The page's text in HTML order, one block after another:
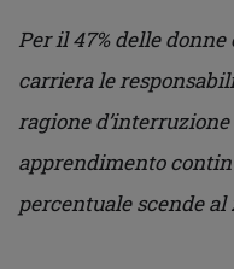
Per il 47% delle
carriera le
ragione
apprendimento
percentuale scende al